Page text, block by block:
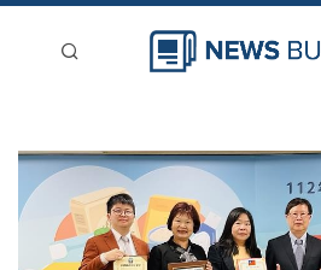
新聞稿分類
登入
刊登